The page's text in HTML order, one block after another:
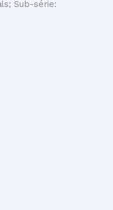
Sub-série: